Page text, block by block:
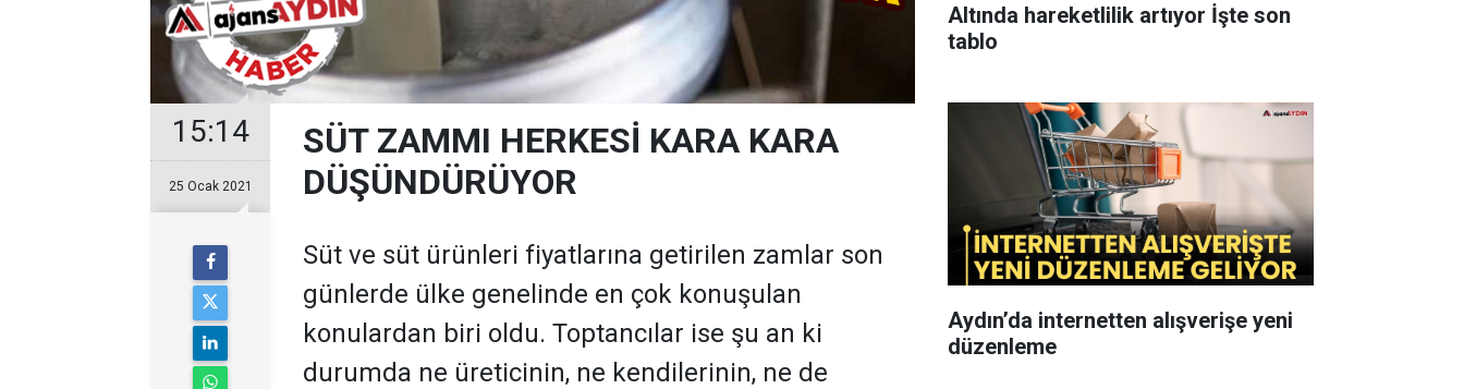
15:14
25 Ocak 2021
SÜT ZAMMI HERKESİ KARA KARA
DÜŞÜNDÜRÜYOR
Süt ve süt ürünleri fiyatlarına getirilen zamlar son
günlerde ülke genelinde en çok konuşulan
konulardan biri oldu. Toptancılar ise şu an ki
durumda ne üreticinin, ne kendilerinin, ne de
Altında hareketlilik artıyor İşte son
tablo
Aydın’da internetten alışverişe yeni
düzenleme